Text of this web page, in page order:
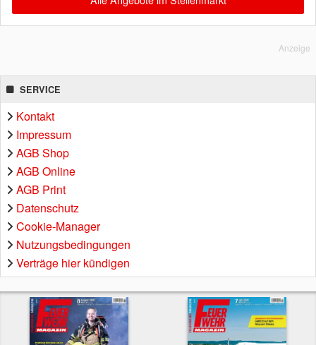
Anzeige
SERVICE
Kontakt
Impressum
AGB Shop
AGB Online
AGB Print
Datenschutz
Cookie-Manager
Nutzungsbedingungen
Verträge hier kündigen